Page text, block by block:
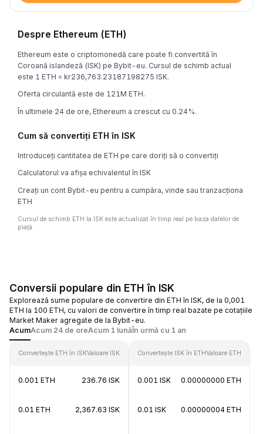
Despre Ethereum (ETH)
Ethereum este o criptomonedă care poate fi convertită în
Coroană islandeză (ISK) pe Bybit-eu. Cursul de schimb actual
este 1 ETH = kr236,763.23187198275 ISK.
Oferta circulantă este de 121M ETH.
În ultimele 24 de ore, Ethereum a crescut cu 0.24%.
Cum să convertiți ETH în ISK
Introduceți cantitatea de ETH pe care doriți să o convertiți
Calculatorul va afișa echivalentul în ISK
Creați un cont Bybit-eu pentru a cumpăra, vinde sau tranzacționa
ETH
Cursul de schimb ETH la ISK este actualizat în timp real pe baza datelor de
piață.
Conversii populare din ETH în ISK
Explorează sume populare de convertire din ETH în ISK, de la 0,001
ETH la 100 ETH, cu valori de convertire în timp real bazate pe cotațiile
Market Maker agregate de la Bybit-eu.
AcumAcum 24 de oreAcum 1 lunăÎn urmă cu 1 an
Convertește ETH în ISKValoare ISK
0.001 ETH 236.76 ISK
0.01 ETH 2,367.63 ISK
Convertește ISK în ETHValoare ETH
0.001 ISK 0.00000000 ETH
0.01 ISK 0.00000004 ETH